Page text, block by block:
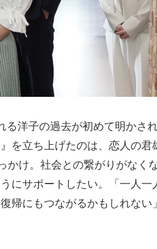
洋子の過去が初めて明かされ
を立ち上げたのは、恋人の君
け。社会との繋がりがなくな
にサポートしたい。「一人一
帰にもつながるかもしれない